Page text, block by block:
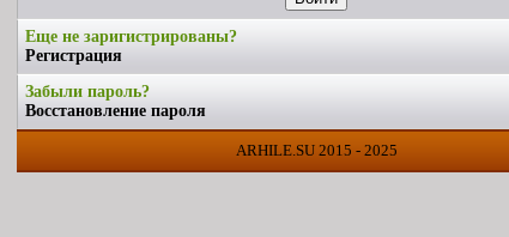
Еще не заригистрированы?
Регистрация
Забыли пароль?
Восстановление пароля
ARHILE.SU 2015 - 2025